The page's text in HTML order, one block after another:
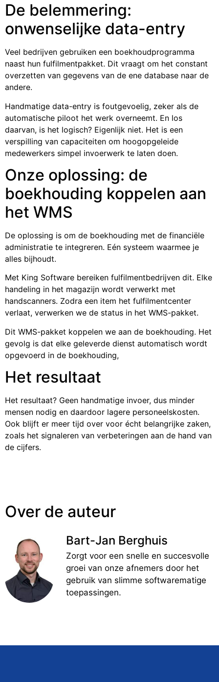
De belemmering:
onwenselijke data-entry
Veel bedrijven gebruiken een boekhoudprogramma
naast hun fulfilmentpakket. Dit vraagt om het constant
overzetten van gegevens van de ene database naar de
andere.
Handmatige data-entry is foutgevoelig, zeker als de
automatische piloot het werk overneemt. En los
daarvan, is het logisch? Eigenlijk niet. Het is een
verspilling van capaciteiten om hoogopgeleide
medewerkers simpel invoerwerk te laten doen.
Onze oplossing: de
boekhouding koppelen aan
het WMS
De oplossing is om de boekhouding met de financiële
administratie te integreren. Eén systeem waarmee je
alles bijhoudt.
Met King Software bereiken fulfilmentbedrijven dit. Elke
handeling in het magazijn wordt verwerkt met
handscanners. Zodra een item het fulfilmentcenter
verlaat, verwerken we de status in het WMS-pakket.
Dit WMS-pakket koppelen we aan de boekhouding. Het
gevolg is dat elke geleverde dienst automatisch wordt
opgevoerd in de boekhouding,
Het resultaat
Het resultaat? Geen handmatige invoer, dus minder
mensen nodig en daardoor lagere personeelskosten.
Ook blijft er meer tijd over voor écht belangrijke zaken,
zoals het signaleren van verbeteringen aan de hand van
de cijfers.
Over de auteur
Bart-Jan Berghuis
Zorgt voor een snelle en succesvolle
groei van onze afnemers door het
gebruik van slimme softwarematige
toepassingen.